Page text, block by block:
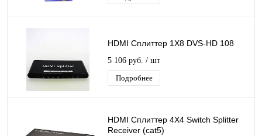
HDMI Сплиттер 1Х8 DVS-HD 108
5 106 руб. / шт
Подробнее
HDMI Сплиттер 4Х4 Switch Splitter
Receiver (cat5)